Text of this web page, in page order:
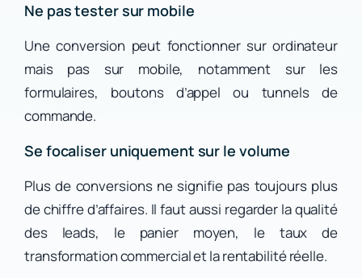
Ne pas tester sur mobile
Une conversion peut fonctionner sur ordinateur
mais pas sur mobile, notamment sur les
formulaires, boutons d’appel ou tunnels de
commande.
Se focaliser uniquement sur le volume
Plus de conversions ne signifie pas toujours plus
de chiffre d’affaires. Il faut aussi regarder la qualité
des leads, le panier moyen, le taux de
transformation commercial et la rentabilité réelle.